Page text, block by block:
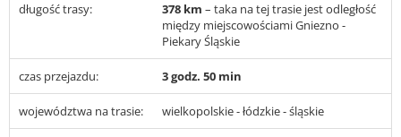
długość trasy: 378 km – taka na tej trasie jest odległość
między miejscowościami Gniezno -
Piekary Śląskie
czas przejazdu: 3 godz. 50 min
województwa na trasie: wielkopolskie - łódzkie - śląskie